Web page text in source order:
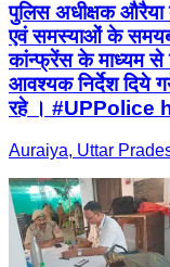
पुलिस अधीक्षक औरैया
एवं समस्याओं के
कांन्फ्रेंस के माध्यम से
आवश्यक निर्देश दिये
रहे । #UPPolice
Auraiya, Uttar